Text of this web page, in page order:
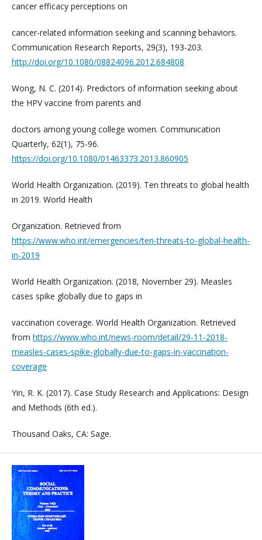
cancer efficacy perceptions on
cancer-related information seeking and scanning behaviors.
Communication Research Reports, 29(3), 193-203.
http://doi.org/10.1080/08824096.2012.684808
Wong, N. C. (2014). Predictors of information seeking about
the HPV vaccine from parents and
doctors among young college women. Communication
Quarterly, 62(1), 75-96.
https://doi.org/10.1080/01463373.2013.860905
World Health Organization. (2019). Ten threats to global health
in 2019. World Health
Organization. Retrieved from
https://www.who.int/emergencies/ten-threats-to-global-health-
in-2019
World Health Organization. (2018, November 29). Measles
cases spike globally due to gaps in
vaccination coverage. World Health Organization. Retrieved
from https://www.who.int/news-room/detail/29-11-2018-
measles-cases-spike-globally-due-to-gaps-in-vaccination-
coverage
Yin, R. K. (2017). Case Study Research and Applications: Design
and Methods (6th ed.).
Thousand Oaks, CA: Sage.